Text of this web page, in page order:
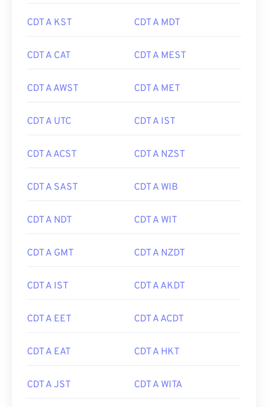
CDT A KST CDT A MDT
CDT A CAT CDT A MEST
CDT A AWST CDT A MET
CDT A UTC CDT A IST
CDT A ACST CDT A NZST
CDT A SAST CDT A WIB
CDT A NDT CDT A WIT
CDT A GMT CDT A NZDT
CDT A IST CDT A AKDT
CDT A EET CDT A ACDT
CDT A EAT CDT A HKT
CDT A JST CDT A WITA